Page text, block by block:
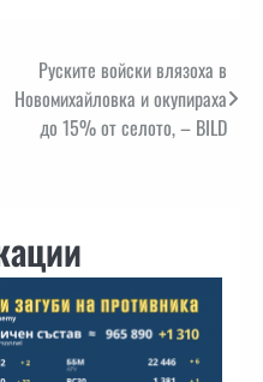
Руските войски влязоха в
Новомихайловка и окупираха
до 15% от селото, – BILD